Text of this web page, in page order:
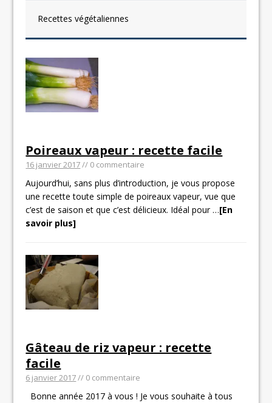
Recettes végétaliennes
Poireaux vapeur : recette facile
16 janvier 2017// 0 commentaire
Aujourd’hui, sans plus d’introduction, je vous propose
une recette toute simple de poireaux vapeur, vue que
c’est de saison et que c’est délicieux. Idéal pour…[En
savoir plus]
Gâteau de riz vapeur : recette
facile
6 janvier 2017// 0 commentaire
Bonne année 2017 à vous ! Je vous souhaite à tous